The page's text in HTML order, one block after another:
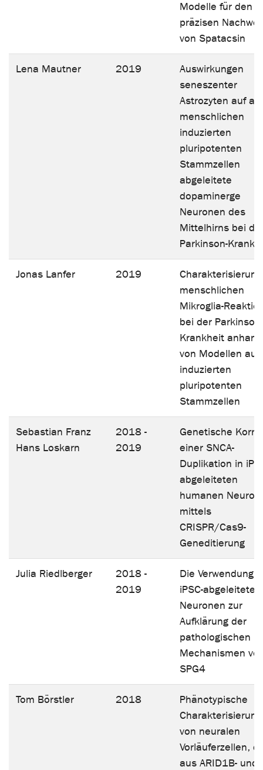
Modelle für den
präzisen
von Spatacsin
Lena Mautner 2019
Auswirkungen
seneszenter
Astrozyten auf
menschlichen
induzierten
pluripotenten
Stammzellen
abgeleitete
dopaminerge
Neuronen des
Mittelhirns bei
Parkinson-
Jonas Lanfer 2019
menschlichen
Mikroglia-
bei der Parkinson-
Krankheit anhand
von Modellen aus
induzierten
pluripotenten
Stammzellen
Sebastian Franz
Hans Loskarn
2018 -
2019
Genetische
einer SNCA-
Duplikation in
abgeleiteten
humanen
mittels
CRISPR/Cas9-
Geneditierung
Julia Riedlberger
2018 -
2019
Die Verwendung
iPSC-abgeleiteten
Neuronen zur
Aufklärung der
pathologischen
Mechanismen
SPG4
Tom Börstler 2018
Phänotypische
Charakterisierung
von neuralen
Vorläuferzellen,
aus ARID1B- und